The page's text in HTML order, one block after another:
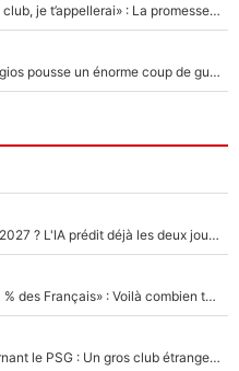
Mercato - OM - «Dès que je prends un club, je t’appellerai» : La promesse de Marcelino au moment de claquer la porte
Victime de racisme contre Murray, Kyrgios pousse un énorme coup de gueule !
PSG : Deux gros transferts bouclés en 2027 ? L'IA prédit déjà les deux joueurs qui pourraient rejoindre Luis Enrique !
«C'est un beau salaire par rapport à 90 % des Français» : Voilà combien touchait Nelson Monfort sur France Télévisions avant de rejoindre CNews
Ferran Torres a pris sa décision concernant le PSG : Un gros club étranger prêt à relancer le feuilleton pour la signature du champion du monde 2026 !